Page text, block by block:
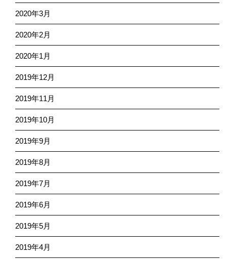
2020年3月
2020年2月
2020年1月
2019年12月
2019年11月
2019年10月
2019年9月
2019年8月
2019年7月
2019年6月
2019年5月
2019年4月